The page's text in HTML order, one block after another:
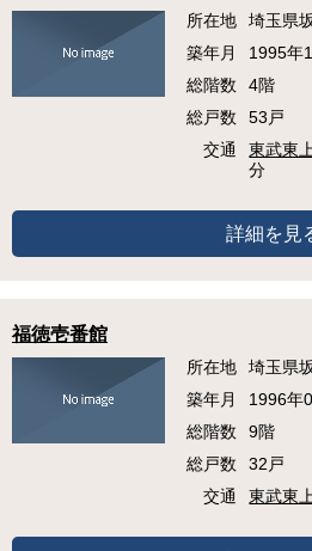
所在地
埼玉県
築年月
1995年
総階数
4階
総戸数
53戸
交通
東武東
分
詳細を見
福徳壱番館
所在地
埼玉県
築年月
1996年
総階数
9階
総戸数
32戸
交通
東武東